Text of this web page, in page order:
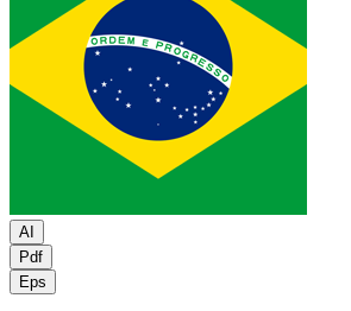
AI
Pdf
Eps